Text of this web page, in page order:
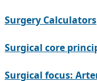
Surgery Calculators
Surgical core
Surgical focus: